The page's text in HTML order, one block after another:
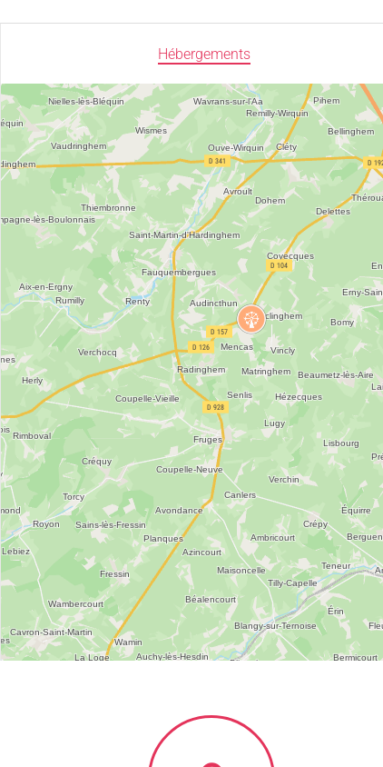
Hébergements